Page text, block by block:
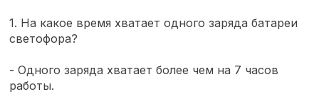
1. На какое время хватает одного заряда батареи
светофора?
- Одного заряда хватает более чем на 7 часов
работы.